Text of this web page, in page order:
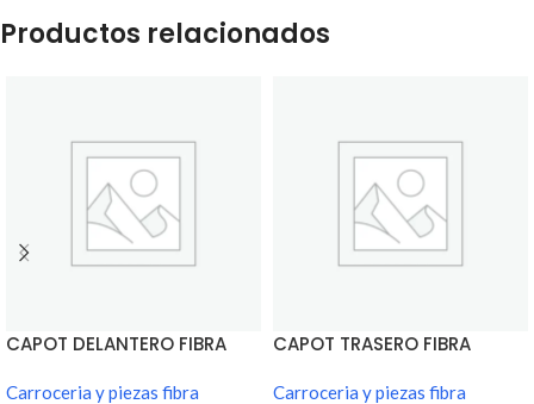
Productos relacionados
CAPOT DELANTERO FIBRA
Carroceria y piezas fibra
CAPOT TRASERO FIBRA
Carroceria y piezas fibra